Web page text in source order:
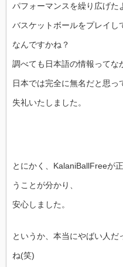
パフォーマンスを繰り広げた
バスケットボールをプレイし
なんですかね？
調べても日本語の情報ってな
日本では完全に無名だと思っ
失礼いたしました。
とにかく、KalaniBallFreeが
うことが分かり、
安心しました。
というか、本当にやばい人だ
ね(笑)